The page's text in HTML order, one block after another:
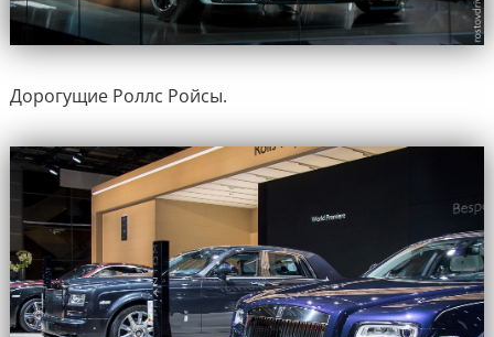
Дорогущие Роллс Ройсы.